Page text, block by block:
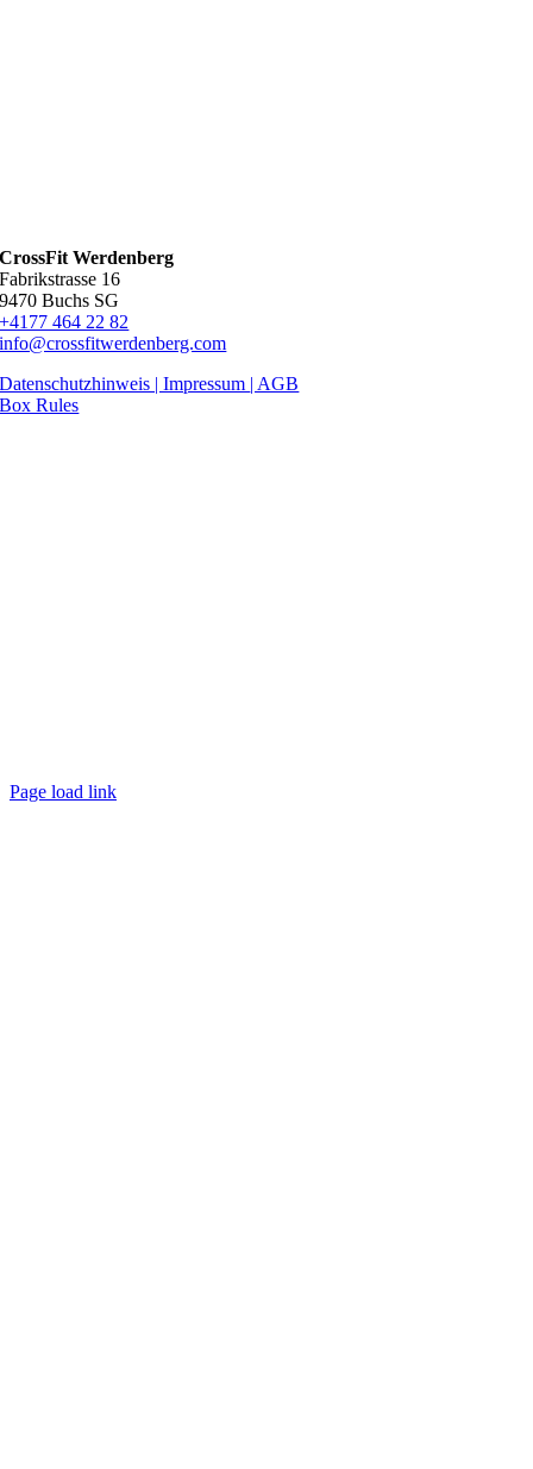
CrossFit Werdenberg
Fabrikstrasse 16
9470 Buchs SG
+4177 464 22 82
info@crossfitwerdenberg.com
Datenschutzhinweis | Impressum | AGB
Box Rules
Page load link